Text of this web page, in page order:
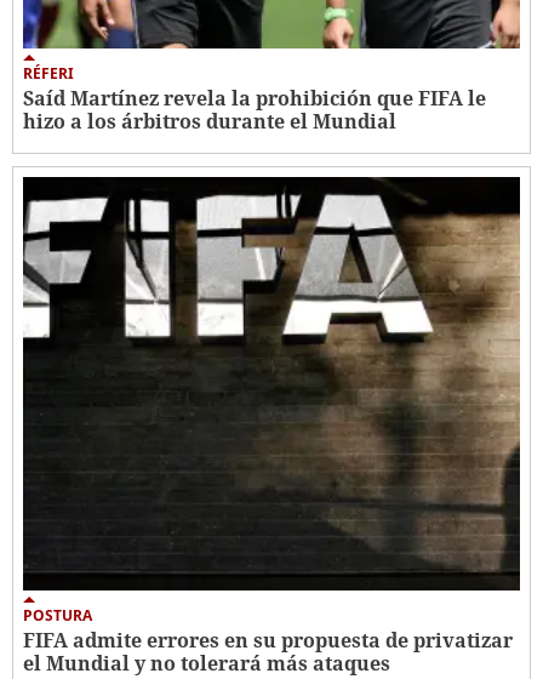
RÉFERI
Saíd Martínez revela la prohibición que FIFA le
hizo a los árbitros durante el Mundial
POSTURA
FIFA admite errores en su propuesta de privatizar
el Mundial y no tolerará más ataques